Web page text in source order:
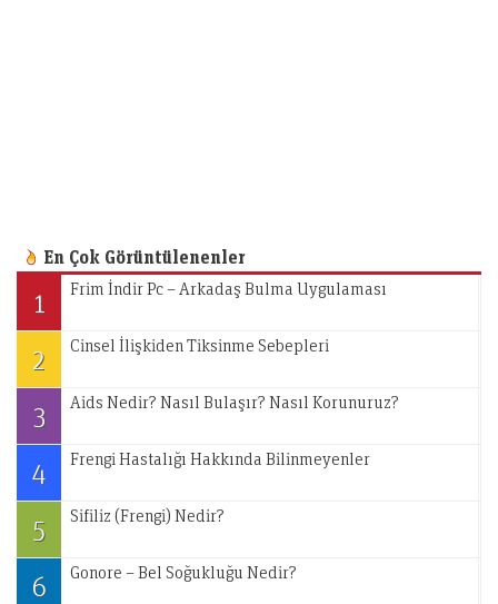
En Çok Görüntülenenler
1 Frim İndir Pc – Arkadaş Bulma Uygulaması
2 Cinsel İlişkiden Tiksinme Sebepleri
3 Aids Nedir? Nasıl Bulaşır? Nasıl Korunuruz?
4 Frengi Hastalığı Hakkında Bilinmeyenler
5 Sifiliz (Frengi) Nedir?
6 Gonore – Bel Soğukluğu Nedir?